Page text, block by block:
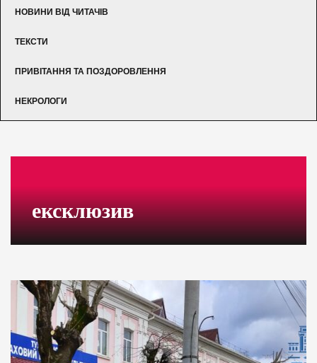
НОВИНИ ВІД ЧИТАЧІВ
ТЕКСТИ
ПРИВІТАННЯ ТА ПОЗДОРОВЛЕННЯ
НЕКРОЛОГИ
ексклюзив